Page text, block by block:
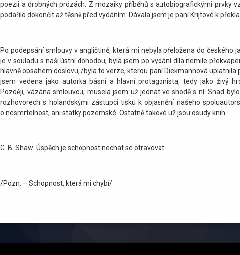
poezii a drobných prózách. Z mozaiky příběhů s autobiografickými prvky
podařilo dokončit až těsně před vydáním. Dávala jsem je paní Krijtové k
Po podepsání smlouvy v angličtině, která mi nebyla přeložena do českého
je v souladu s naší ústní dohodou, byla jsem po vydání díla nemile
hlavně obsahem doslovu, /byla to verze, kterou paní Diekmannová uplatnila
jsem vedena jako autorka básní a hlavní protagonista, tedy jako živý
Později, vázána smlouvou, musela jsem už jednat ve shodě s ní. Snad
rozhovorech s holandskými zástupci tisku k objasnění našeho
o nesmrtelnost, ani statky pozemské. Ostatně takové už jsou osudy knih.
G. B. Shaw: Úspěch je schopnost nechat se otravovat.
/Pozn. – Schopnost, která mi chybí/